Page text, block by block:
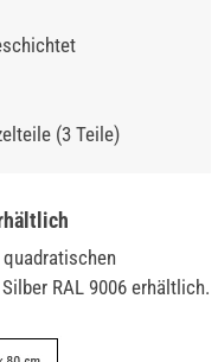
(3 Teile)
RAL 9006 erhältlich.